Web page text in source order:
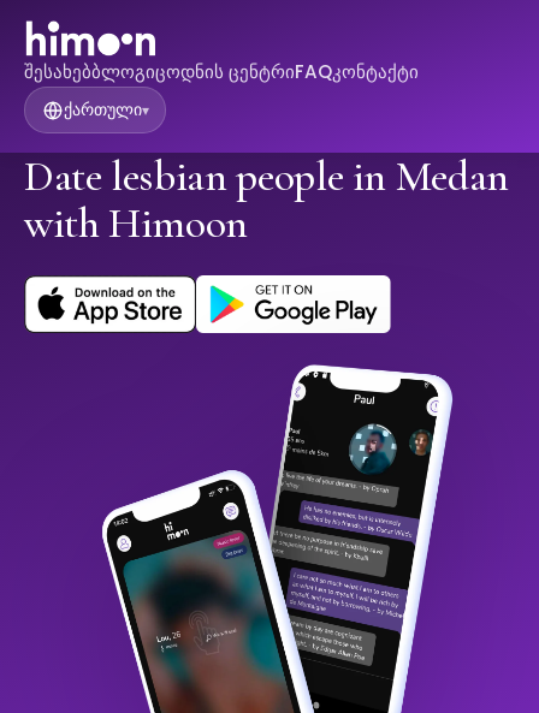
შესახებბლოგიცოდნის ცენტრიFAQკონტაქტი
ქართული▾
Date lesbian people in Medan
with Himoon